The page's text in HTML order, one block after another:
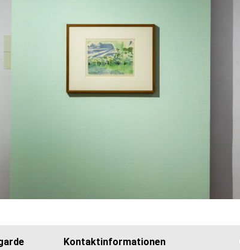
Kontaktinformationen